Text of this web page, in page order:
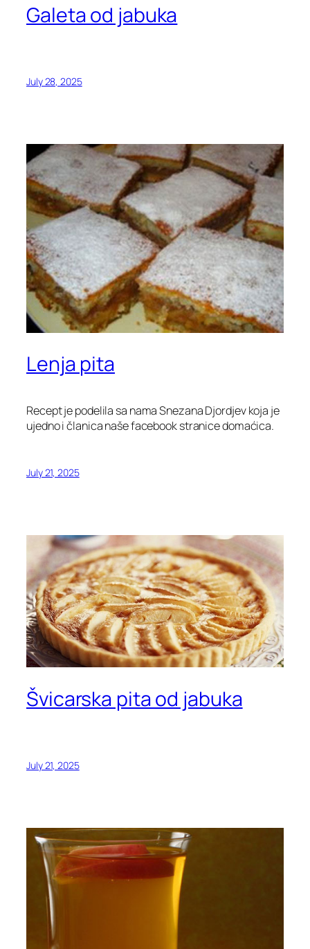
Galeta od jabuka
July 28, 2025
Lenja pita
Recept je podelila sa nama Snezana Djordjev koja je
ujedno i članica naše facebook stranice domaćica.
July 21, 2025
Švicarska pita od jabuka
July 21, 2025